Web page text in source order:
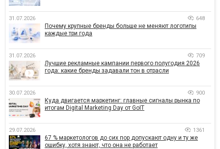
31.07.2026 648
Почему крупные бренды больше не меняют логотипы
каждые три года
31.07.2026 709
Лучшие рекламные кампании первого полугодия 2026
года: какие бренды задавали тон в отрасли
30.07.2026 900
Куда двигается маркетинг: главные сигналы рынка по
итогам Digital Marketing Day от GoIT
29.07.2026 1361
67 % маркетологов до сих пор допускают одну и ту же
ошибку, хотя знают, что она не работает